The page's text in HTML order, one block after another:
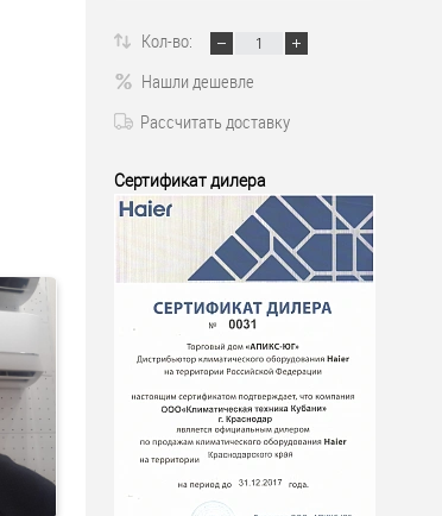
Кол-во:
Нашли дешевле
Рассчитать доставку
Сертификат дилера